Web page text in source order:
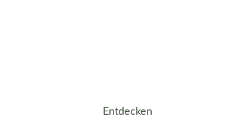
Entdecken